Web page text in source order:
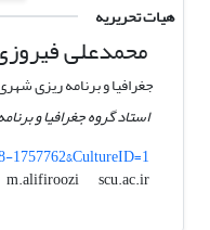
هیات تحریریه
محمدعلی
جغرافیا و برنامه ریزی
استاد گروه جغرافیا و
1757762&CultureID=1
m.alifiroozi
scu.ac.ir